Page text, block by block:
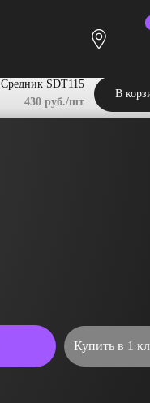
Купить в 1
Средник SDT115
430 руб./шт
В